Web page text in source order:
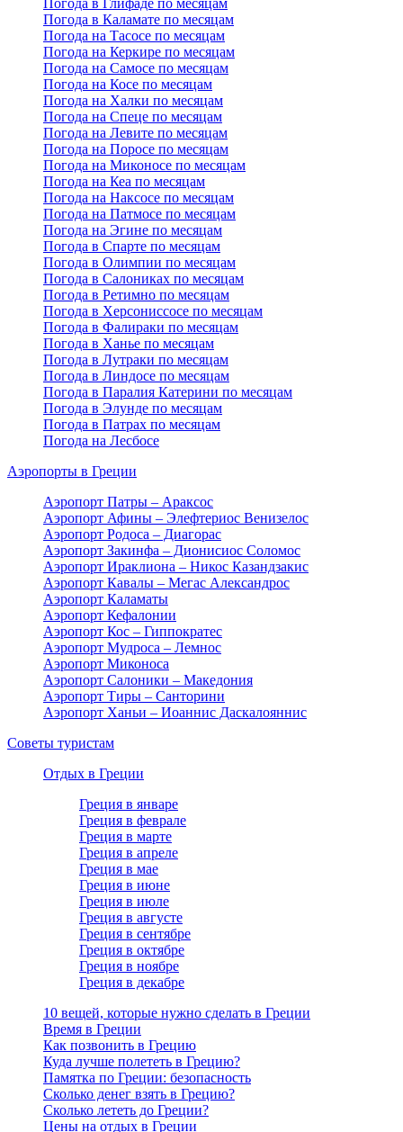
Погода в Глифаде по месяцам
Погода в Каламате по месяцам
Погода на Тасосе по месяцам
Погода на Керкире по месяцам
Погода на Самосе по месяцам
Погода на Косе по месяцам
Погода на Халки по месяцам
Погода на Спеце по месяцам
Погода на Левите по месяцам
Погода на Поросе по месяцам
Погода на Миконосе по месяцам
Погода на Кеа по месяцам
Погода на Наксосе по месяцам
Погода на Патмосе по месяцам
Погода на Эгине по месяцам
Погода в Спарте по месяцам
Погода в Олимпии по месяцам
Погода в Салониках по месяцам
Погода в Ретимно по месяцам
Погода в Херсониссосе по месяцам
Погода в Фалираки по месяцам
Погода в Ханье по месяцам
Погода в Лутраки по месяцам
Погода в Линдосе по месяцам
Погода в Паралия Катерини по месяцам
Погода в Элунде по месяцам
Погода в Патрах по месяцам
Погода на Лесбосе
Аэропорты в Греции
Аэропорт Патры – Араксос
Аэропорт Афины – Элефтериос Венизелос
Аэропорт Родоса – Диагорас
Аэропорт Закинфа – Дионисиос Соломос
Аэропорт Ираклиона – Никос Казандзакис
Аэропорт Кавалы – Мегас Александрос
Аэропорт Каламаты
Аэропорт Кефалонии
Аэропорт Кос – Гиппократес
Аэропорт Мудроса – Лемнос
Аэропорт Миконоса
Аэропорт Салоники – Македония
Аэропорт Тиры – Санторини
Аэропорт Ханьи – Иоаннис Даскалояннис
Советы туристам
Отдых в Греции
Греция в январе
Греция в феврале
Греция в марте
Греция в апреле
Греция в мае
Греция в июне
Греция в июле
Греция в августе
Греция в сентябре
Греция в октябре
Греция в ноябре
Греция в декабре
10 вещей, которые нужно сделать в Греции
Время в Греции
Как позвонить в Грецию
Куда лучше полететь в Грецию?
Памятка по Греции: безопасность
Сколько денег взять в Грецию?
Сколько лететь до Греции?
Цены на отдых в Греции